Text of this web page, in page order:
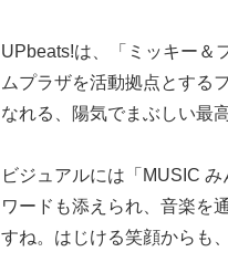
UPbeats!は、「ミッキー＆
ムプラザを活動拠点とする
なれる、陽気でまぶしい最
ビジュアルには「MUSIC
ワードも添えられ、音楽を
すね。はじける笑顔からも